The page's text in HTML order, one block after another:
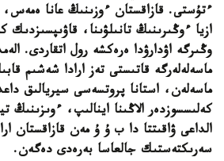
ءتۇستى. قازاقستان ءوزىنىڭ عانا ەمەس،
ازيا ءوڭىرىنىڭ تانىلۋىنا،
وڭىرگە اۋدارۋدا ەرەكشە رول اتقاردى.
ماسەلەلەرگە قاتىستى تەز ارادا شەشىم
ماسەلەن، استانا پروتسەسى سيريالىق
كەلىسسوزدەر الاڭىنا اينالىپ، ءوىزىنىڭ
الداعى ۋاقىتتا دا ب ۇ ۇ مەن قازاقستان
سەرىكتەستىك جالعاسا بەرەدى دەگەن.